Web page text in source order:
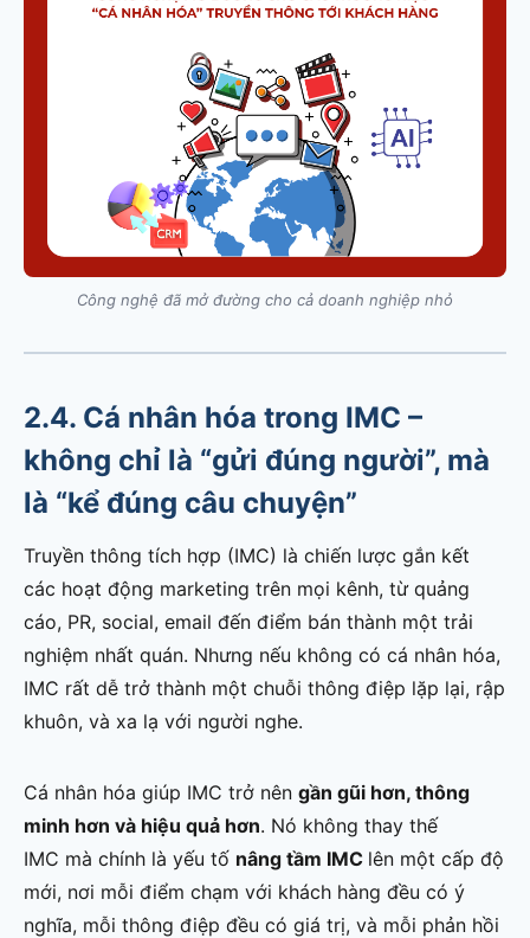
Công nghệ đã mở đường cho cả doanh nghiệp nhỏ
2.4. Cá nhân hóa trong IMC –
không chỉ là “gửi đúng người”, mà
là “kể đúng câu chuyện”
Truyền thông tích hợp (IMC) là chiến lược gắn kết
các hoạt động marketing trên mọi kênh, từ quảng
cáo, PR, social, email đến điểm bán thành một trải
nghiệm nhất quán. Nhưng nếu không có cá nhân hóa,
IMC rất dễ trở thành một chuỗi thông điệp lặp lại, rập
khuôn, và xa lạ với người nghe.
Cá nhân hóa giúp IMC trở nên gần gũi hơn, thông
minh hơn và hiệu quả hơn. Nó không thay thế
IMC mà chính là yếu tố nâng tầm IMC lên một cấp độ
mới, nơi mỗi điểm chạm với khách hàng đều có ý
nghĩa, mỗi thông điệp đều có giá trị, và mỗi phản hồi